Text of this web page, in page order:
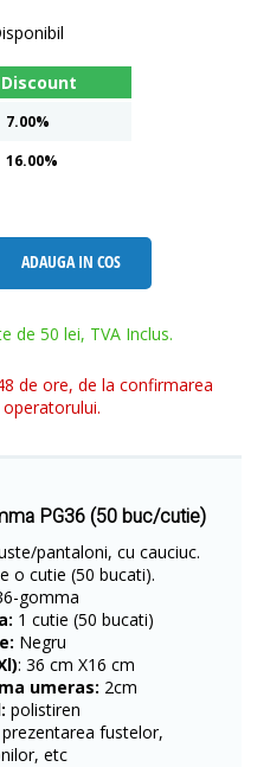
Discount
7.00%
16.00%
ADAUGA IN COS
de 50 lei, TVA Inclus.
de ore, de la confirmarea
PG36 (50 buc/cutie)
pantaloni, cu cauciuc.
o cutie (50 bucati).
gomma
1 cutie (50 bucati)
Negru
: 36 cm X16 cm
umeras: 2cm
polistiren
fustelor,
etc